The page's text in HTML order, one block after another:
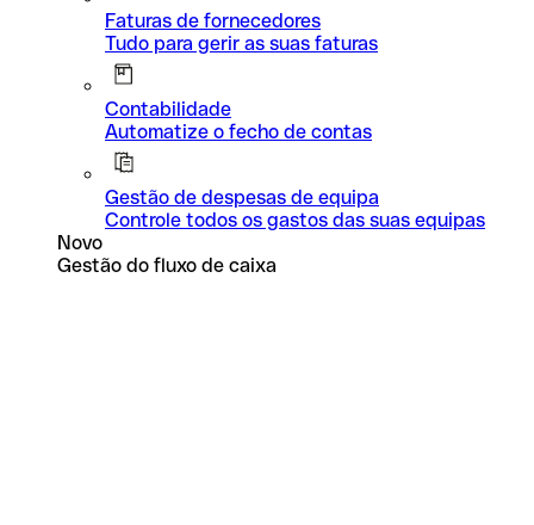
Faturas de fornecedores
Tudo para gerir as suas faturas
Contabilidade
Automatize o fecho de contas
Gestão de despesas de equipa
Controle todos os gastos das suas equipas
Novo
Gestão do fluxo de caixa